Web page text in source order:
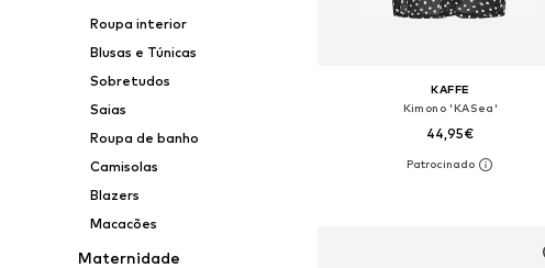
Roupa interior
Blusas e Túnicas
Sobretudos
Saias
Roupa de banho
Camisolas
Blazers
Macacões
Maternidade
KAFFE
Kimono 'KASea'
44,95€
Tamanhos disponíveis: XS, S, M, XL